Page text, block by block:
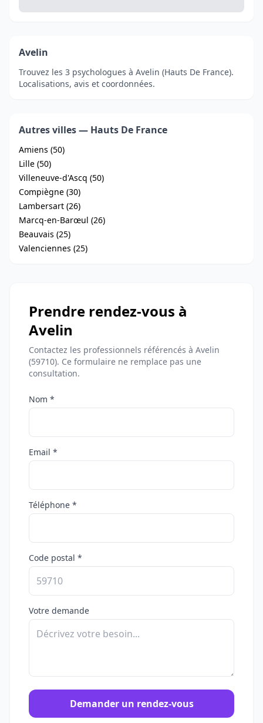
Avelin
Trouvez les 3 psychologues à Avelin (Hauts De France).
Localisations, avis et coordonnées.
Autres villes — Hauts De France
Amiens (50)
Lille (50)
Villeneuve-d'Ascq (50)
Compiègne (30)
Lambersart (26)
Marcq-en-Barœul (26)
Beauvais (25)
Valenciennes (25)
Prendre rendez-vous à
Avelin
Contactez les professionnels référencés à Avelin
(59710). Ce formulaire ne remplace pas une
consultation.
Nom *
Email *
Téléphone *
Code postal *
Votre demande
Demander un rendez-vous